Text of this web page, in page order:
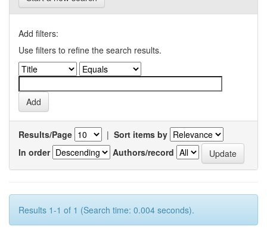
Add filters:
Use filters to refine the search results.
Results/Page | Sort items by
In order
Authors/record
Results 1-1 of 1 (Search time: 0.004 seconds).